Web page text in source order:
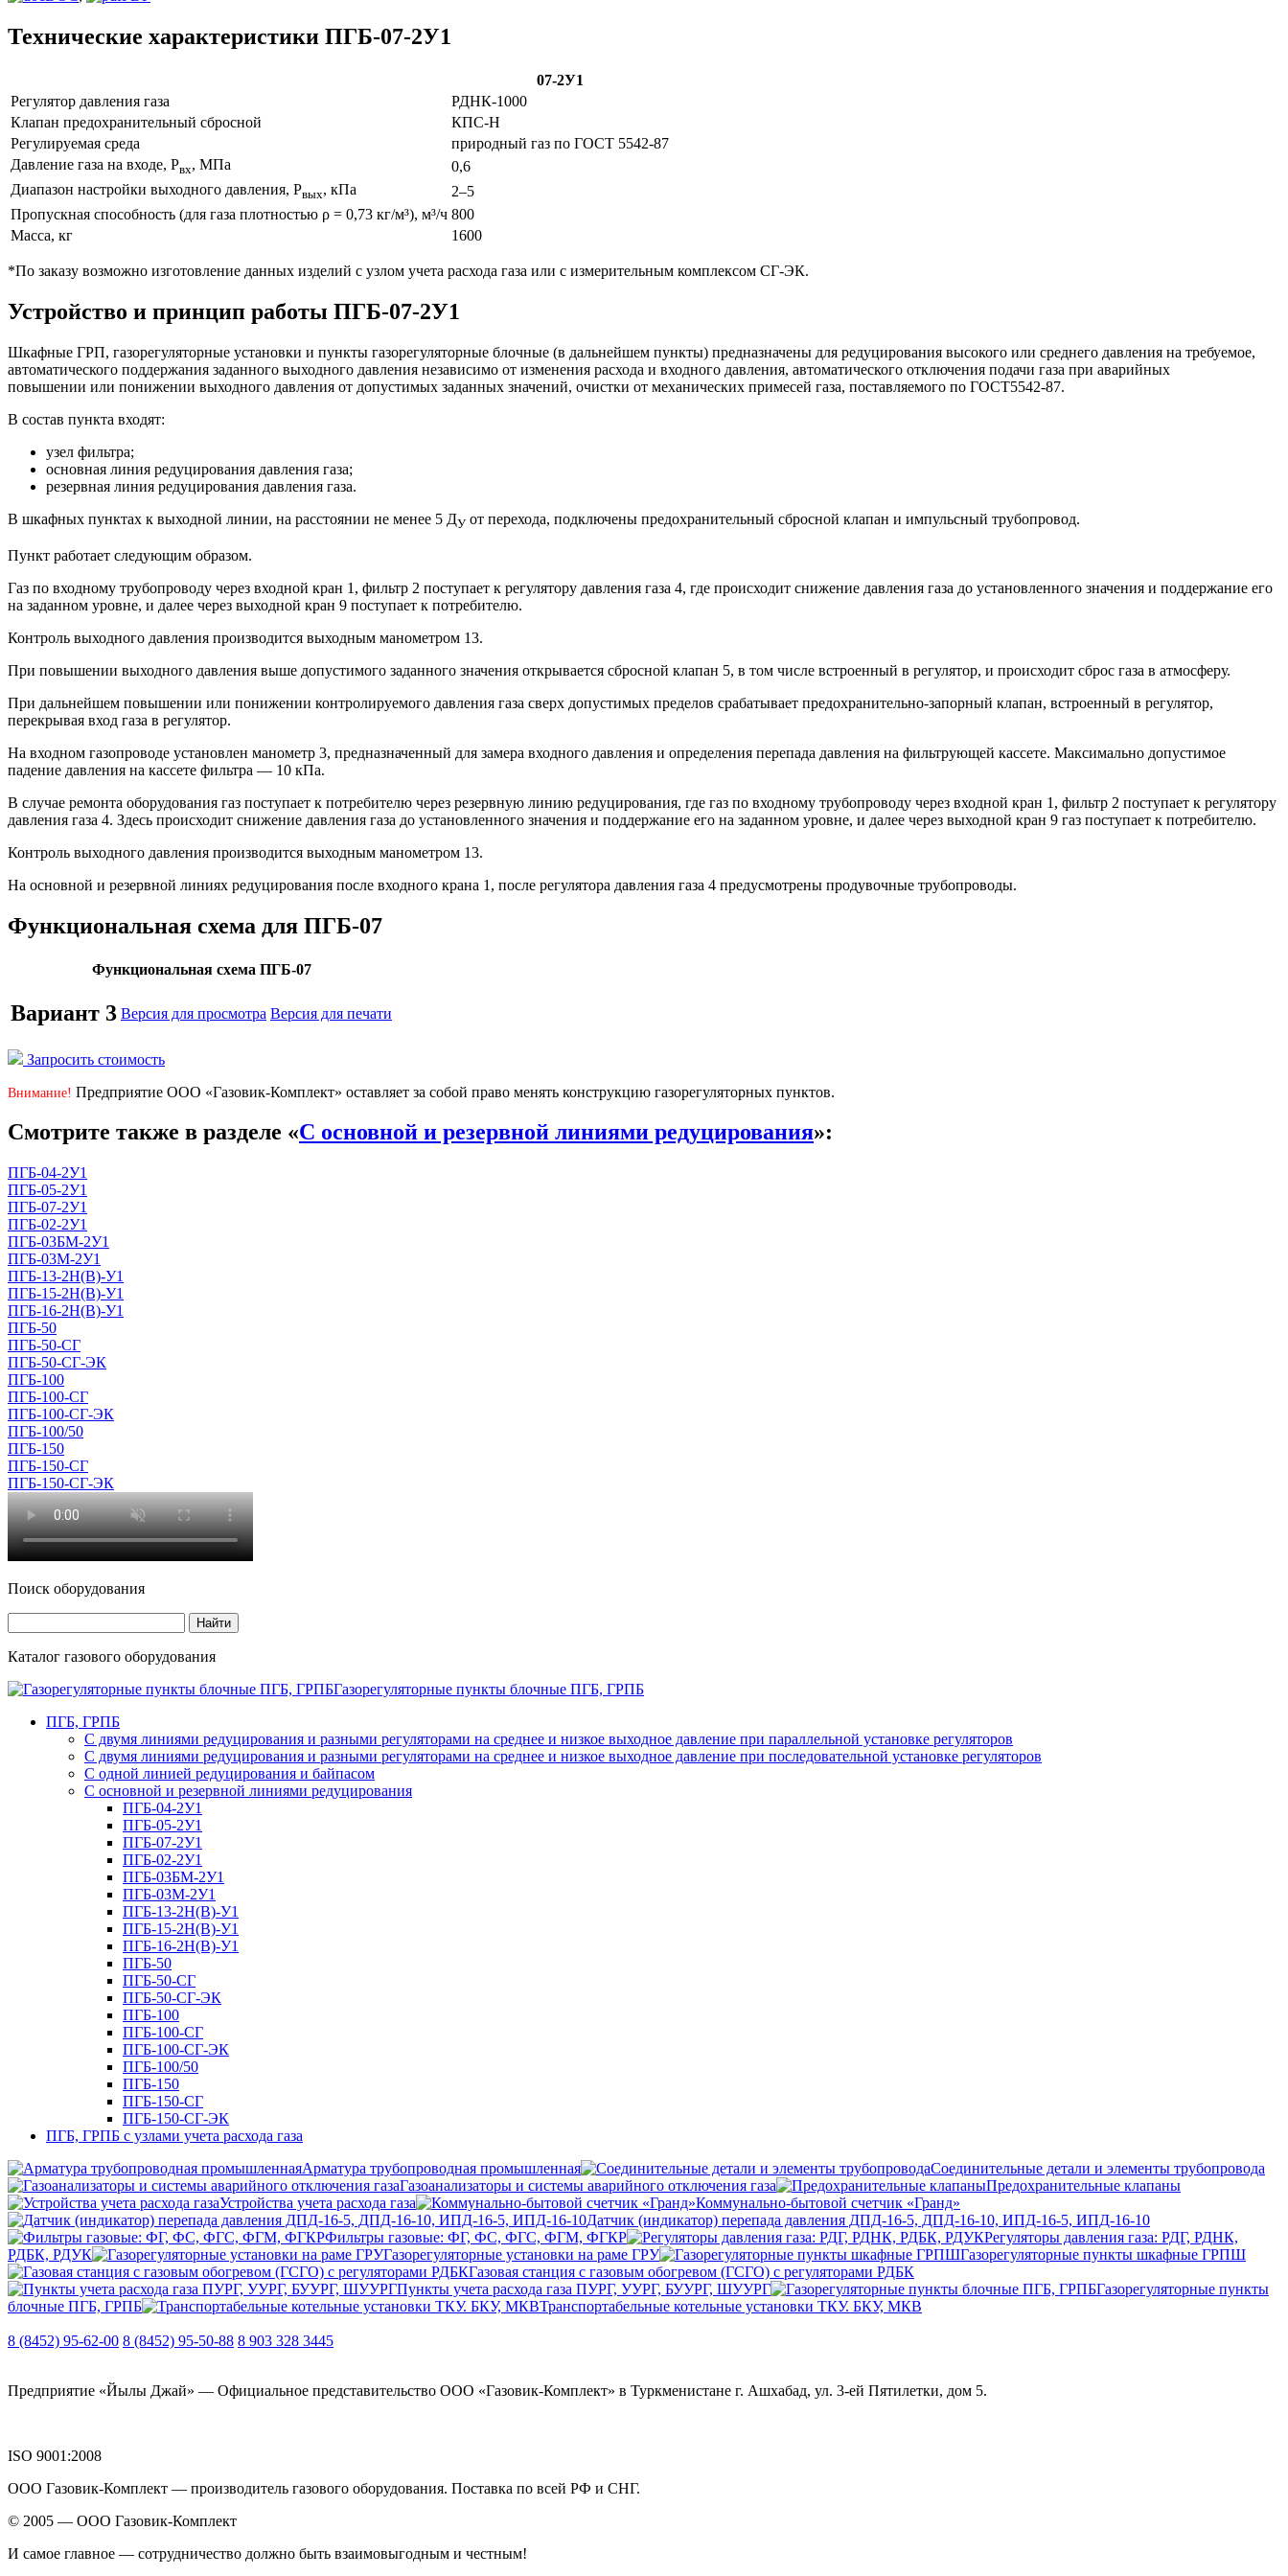
Технические характеристики ПГБ-07-2У1
07-2У1
Регулятор давления газа
РДНК-1000
Клапан предохранительный сбросной
КПС-Н
Регулируемая среда
природный газ по ГОСТ 5542-87
Давление газа на входе, Рвх, МПа
0,6
Диапазон настройки выходного давления, Рвых, кПа
2–5
Пропускная способность (для газа плотностью ρ = 0,73 кг/м³), м³/ч 800
Масса, кг
1600
*По заказу возможно изготовление данных изделий с узлом учета расхода газа или с измерительным комплексом СГ-ЭК.
Устройство и принцип работы ПГБ-07-2У1
Шкафные ГРП, газорегуляторные установки и пункты газорегуляторные блочные (в дальнейшем пункты) предназначены для редуцирования высокого или среднего давления на требуемое,
автоматического поддержания заданного выходного давления независимо от изменения расхода и входного давления, автоматического отключения подачи газа при аварийных
повышении или понижении выходного давления от допустимых заданных значений, очистки от механических примесей газа, поставляемого по ГОСТ5542-87.
В состав пункта входят:
узел фильтра;
основная линия редуцирования давления газа;
резервная линия редуцирования давления газа.
В шкафных пунктах к выходной линии, на расстоянии не менее 5 ДУ от перехода, подключены предохранительный сбросной клапан и импульсный трубопровод.
Пункт работает следующим образом.
Газ по входному трубопроводу через входной кран 1, фильтр 2 поступает к регулятору давления газа 4, где происходит снижение давления газа до установленного значения и поддержание его
на заданном уровне, и далее через выходной кран 9 поступает к потребителю.
Контроль выходного давления производится выходным манометром 13.
При повышении выходного давления выше допустимого заданного значения открывается сбросной клапан 5, в том числе встроенный в регулятор, и происходит сброс газа в атмосферу.
При дальнейшем повышении или понижении контролируемого давления газа сверх допустимых пределов срабатывает предохранительно-запорный клапан, встроенный в регулятор,
перекрывая вход газа в регулятор.
На входном газопроводе установлен манометр 3, предназначенный для замера входного давления и определения перепада давления на фильтрующей кассете. Максимально допустимое
падение давления на кассете фильтра — 10 кПа.
В случае ремонта оборудования газ поступает к потребителю через резервную линию редуцирования, где газ по входному трубопроводу через входной кран 1, фильтр 2 поступает к регулятору
давления газа 4. Здесь происходит снижение давления газа до установленного значения и поддержание его на заданном уровне, и далее через выходной кран 9 газ поступает к потребителю.
Контроль выходного давления производится выходным манометром 13.
На основной и резервной линиях редуцирования после входного крана 1, после регулятора давления газа 4 предусмотрены продувочные трубопроводы.
Функциональная схема для ПГБ-07
Функциональная схема ПГБ-07
Вариант 3 Версия для просмотра Версия для печати
Запросить стоимость
Внимание! Предприятие ООО «Газовик-Комплект» оставляет за собой право менять конструкцию газорегуляторных пунктов.
Смотрите также в разделе «С основной и резервной линиями редуцирования»:
ПГБ-04-2У1
ПГБ-05-2У1
ПГБ-07-2У1
ПГБ-02-2У1
ПГБ-03БМ-2У1
ПГБ-03М-2У1
ПГБ-13-2Н(В)-У1
ПГБ-15-2Н(В)-У1
ПГБ-16-2Н(В)-У1
ПГБ-50
ПГБ-50-СГ
ПГБ-50-СГ-ЭК
ПГБ-100
ПГБ-100-СГ
ПГБ-100-СГ-ЭК
ПГБ-100/50
ПГБ-150
ПГБ-150-СГ
ПГБ-150-СГ-ЭК
Поиск оборудования
Каталог газового оборудования
Газорегуляторные пункты блочные ПГБ, ГРПБ
ПГБ, ГРПБ
С двумя линиями редуцирования и разными регуляторами на среднее и низкое выходное давление при параллельной установке регуляторов
С двумя линиями редуцирования и разными регуляторами на среднее и низкое выходное давление при последовательной установке регуляторов
С одной линией редуцирования и байпасом
С основной и резервной линиями редуцирования
ПГБ-04-2У1
ПГБ-05-2У1
ПГБ-07-2У1
ПГБ-02-2У1
ПГБ-03БМ-2У1
ПГБ-03М-2У1
ПГБ-13-2Н(В)-У1
ПГБ-15-2Н(В)-У1
ПГБ-16-2Н(В)-У1
ПГБ-50
ПГБ-50-СГ
ПГБ-50-СГ-ЭК
ПГБ-100
ПГБ-100-СГ
ПГБ-100-СГ-ЭК
ПГБ-100/50
ПГБ-150
ПГБ-150-СГ
ПГБ-150-СГ-ЭК
ПГБ, ГРПБ с узлами учета расхода газа
Арматура трубопроводная промышленная
Соединительные детали и элементы трубопровода
Газоанализаторы и системы аварийного отключения газа
Предохранительные клапаны
Устройства учета расхода газа
Коммунально-бытовой счетчик «Гранд»
Датчик (индикатор) перепада давления ДПД-16-5, ДПД-16-10, ИПД-16-5, ИПД-16-10
Фильтры газовые: ФГ, ФС, ФГС, ФГМ, ФГКР
Регуляторы давления газа: РДГ, РДНК,
РДБК, РДУК
Газорегуляторные установки на раме ГРУ
Газорегуляторные пункты шкафные ГРПШ
Газовая станция с газовым обогревом (ГСГО) с регуляторами РДБК
Пункты учета расхода газа ПУРГ, УУРГ, БУУРГ, ШУУРГ
Газорегуляторные пункты
блочные ПГБ, ГРПБ
Транспортабельные котельные установки ТКУ. БКУ, МКВ
8 (8452) 95-62-00 8 (8452) 95-50-88 8 903 328 3445
Предприятие «Йылы Джай» — Официальное представительство ООО «Газовик-Комплект» в Туркменистане г. Ашхабад, ул. 3-ей Пятилетки, дом 5.
ISO 9001:2008
ООО Газовик-Комплект — производитель газового оборудования. Поставка по всей РФ и СНГ.
© 2005 — ООО Газовик-Комплект
И самое главное — сотрудничество должно быть взаимовыгодным и честным!